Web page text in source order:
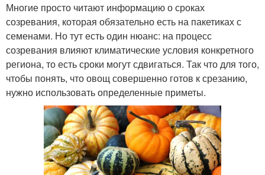
Многие просто читают информацию о сроках
созревания, которая обязательно есть на пакетиках с
семенами. Но тут есть один нюанс: на процесс
созревания влияют климатические условия конкретного
региона, то есть сроки могут сдвигаться. Так что для того,
чтобы понять, что овощ совершенно готов к срезанию,
нужно использовать определенные приметы.